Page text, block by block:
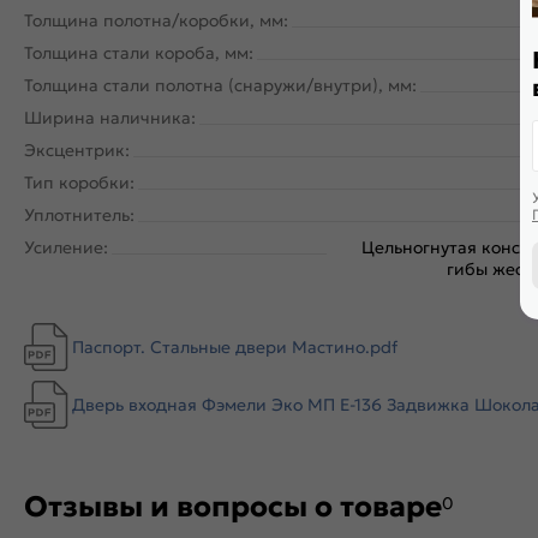
Толщина полотна/коробки, мм:
Толщина стали короба, мм:
Толщина стали полотна (снаружи/внутри), мм:
Ширина наличника:
Эксцентрик:
Тип коробки:
Уплотнитель:
Усиление:
Цельногнутая
гибы
Паспорт. Стальные двери Мастино.pdf
Дверь входная Фэмели Эко МП E-136 Задвижка
Отзывы и вопросы о товаре0